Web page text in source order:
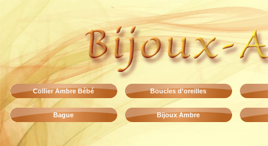
Collier Ambre Bébé Boucles d'oreilles
Bague Bijoux Ambre